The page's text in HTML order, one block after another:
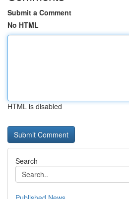
Submit a Comment
No HTML
HTML is disabled
Search